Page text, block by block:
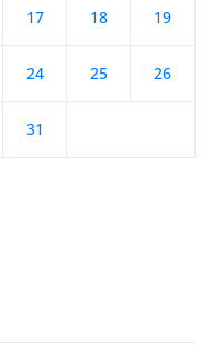
17 18 19
24 25 26
31